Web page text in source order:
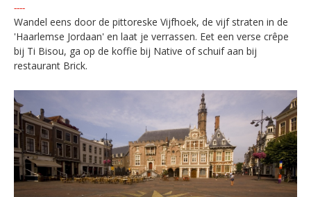
----
Wandel eens door de pittoreske Vijfhoek, de vijf straten in de
'Haarlemse Jordaan' en laat je verrassen. Eet een verse crêpe
bij Ti Bisou, ga op de koffie bij Native of schuif aan bij
restaurant Brick.